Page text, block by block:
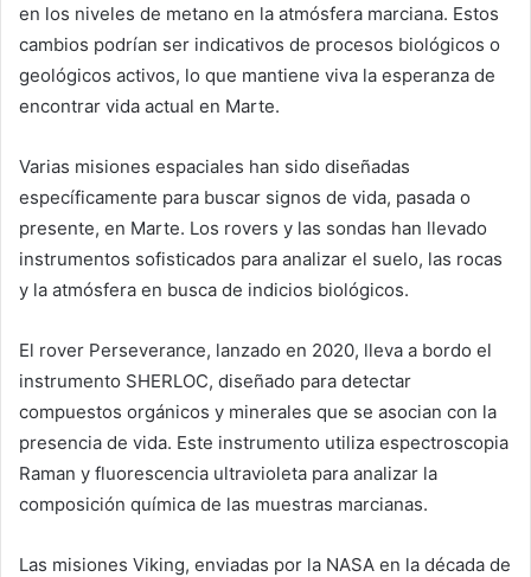
en los niveles de metano en la atmósfera marciana. Estos
cambios podrían ser indicativos de procesos biológicos o
geológicos activos, lo que mantiene viva la esperanza de
encontrar vida actual en Marte.
Varias misiones espaciales han sido diseñadas
específicamente para buscar signos de vida, pasada o
presente, en Marte. Los rovers y las sondas han llevado
instrumentos sofisticados para analizar el suelo, las rocas
y la atmósfera en busca de indicios biológicos.
El rover Perseverance, lanzado en 2020, lleva a bordo el
instrumento SHERLOC, diseñado para detectar
compuestos orgánicos y minerales que se asocian con la
presencia de vida. Este instrumento utiliza espectroscopia
Raman y fluorescencia ultravioleta para analizar la
composición química de las muestras marcianas.
Las misiones Viking, enviadas por la NASA en la década de